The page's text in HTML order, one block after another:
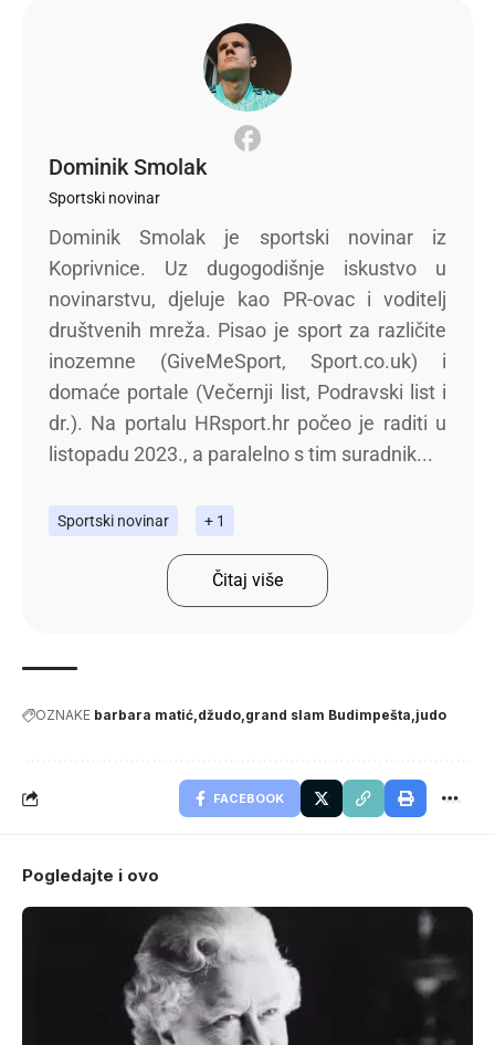
Dominik Smolak
Sportski novinar
Dominik Smolak je sportski novinar iz
Koprivnice. Uz dugogodišnje iskustvo u
novinarstvu, djeluje kao PR-ovac i voditelj
društvenih mreža. Pisao je sport za različite
inozemne (GiveMeSport, Sport.co.uk) i
domaće portale (Večernji list, Podravski list i
dr.). Na portalu HRsport.hr počeo je raditi u
listopadu 2023., a paralelno s tim suradnik...
Sportski novinar + 1
Čitaj više
OZNAKE barbara matić džudo grand slam Budimpešta judo
FACEBOOK
Pogledajte i ovo